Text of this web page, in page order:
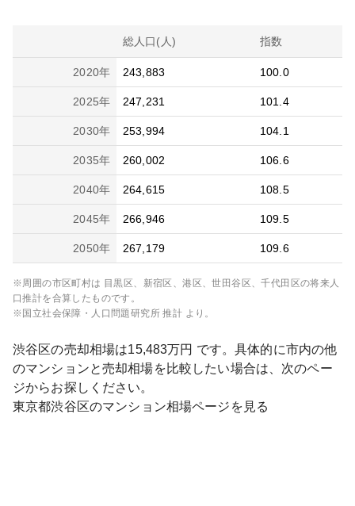
総人口(人) 指数
2020年 243,883 100.0
2025年 247,231 101.4
2030年 253,994 104.1
2035年 260,002 106.6
2040年 264,615 108.5
2045年 266,946 109.5
2050年 267,179 109.6
※周囲の市区町村は 目黒区、新宿区、港区、世田谷区、千代田区の将来人
口推計を合算したものです。
※国立社会保障・人口問題研究所 推計 より。
渋谷区の売却相場は15,483万円 です。具体的に市内の他
のマンションと売却相場を比較したい場合は、次のペー
ジからお探しください。
東京都渋谷区のマンション相場ページを見る